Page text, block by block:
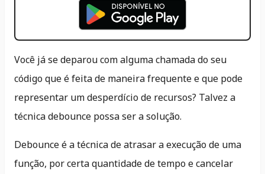
Você já se deparou com alguma chamada do seu
código que é feita de maneira frequente e que pode
representar um desperdício de recursos? Talvez a
técnica debounce possa ser a solução.
Debounce é a técnica de atrasar a execução de uma
função, por certa quantidade de tempo e cancelar